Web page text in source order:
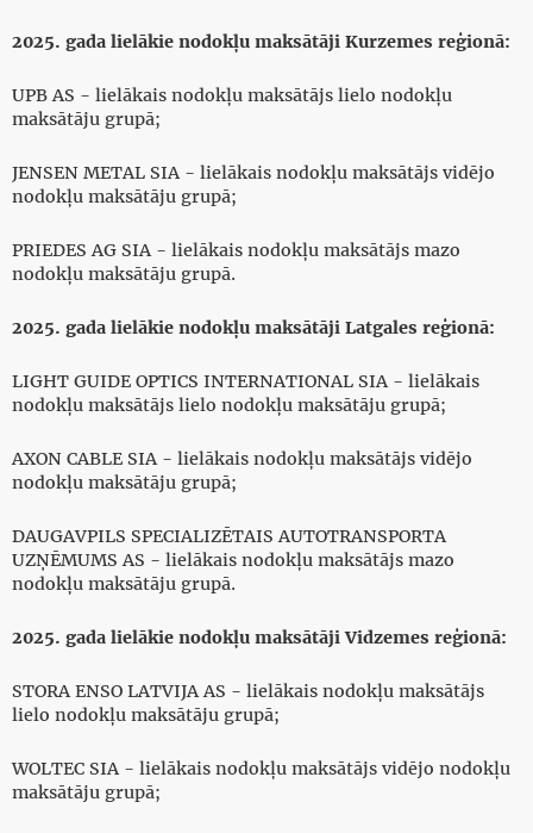
2025. gada lielākie nodokļu maksātāji Kurzemes reģionā:
UPB AS - lielākais nodokļu maksātājs lielo nodokļu
maksātāju grupā;
JENSEN METAL SIA - lielākais nodokļu maksātājs vidējo
nodokļu maksātāju grupā;
PRIEDES AG SIA - lielākais nodokļu maksātājs mazo
nodokļu maksātāju grupā.
2025. gada lielākie nodokļu maksātāji Latgales reģionā:
LIGHT GUIDE OPTICS INTERNATIONAL SIA - lielākais
nodokļu maksātājs lielo nodokļu maksātāju grupā;
AXON CABLE SIA - lielākais nodokļu maksātājs vidējo
nodokļu maksātāju grupā;
DAUGAVPILS SPECIALIZĒTAIS AUTOTRANSPORTA
UZŅĒMUMS AS - lielākais nodokļu maksātājs mazo
nodokļu maksātāju grupā.
2025. gada lielākie nodokļu maksātāji Vidzemes reģionā:
STORA ENSO LATVIJA AS - lielākais nodokļu maksātājs
lielo nodokļu maksātāju grupā;
WOLTEC SIA - lielākais nodokļu maksātājs vidējo nodokļu
maksātāju grupā;